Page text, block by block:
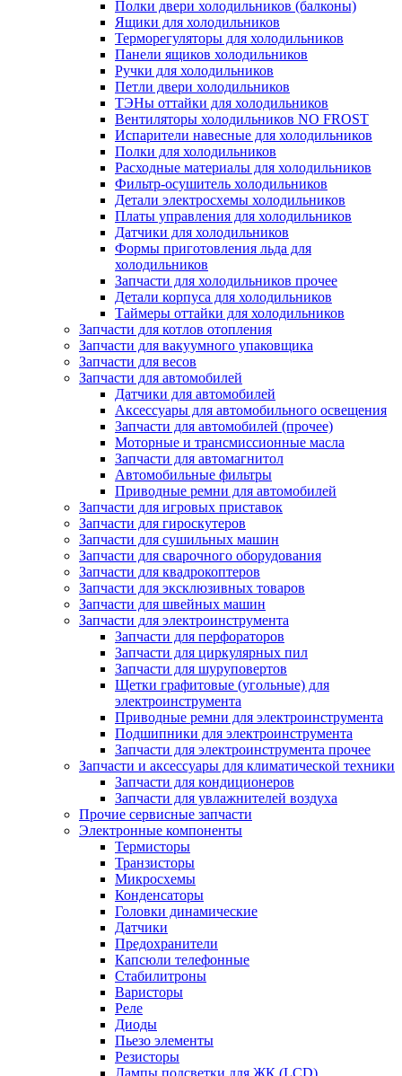
Полки двери холодильников (балконы)
Ящики для холодильников
Терморегуляторы для холодильников
Панели ящиков холодильников
Ручки для холодильников
Петли двери холодильников
ТЭНы оттайки для холодильников
Вентиляторы холодильников NO FROST
Испарители навесные для холодильников
Полки для холодильников
Расходные материалы для холодильников
Фильтр-осушитель холодильников
Детали электросхемы холодильников
Платы управления для холодильников
Датчики для холодильников
Формы приготовления льда для
холодильников
Запчасти для холодильников прочее
Детали корпуса для холодильников
Таймеры оттайки для холодильников
Запчасти для котлов отопления
Запчасти для вакуумного упаковщика
Запчасти для весов
Запчасти для автомобилей
Датчики для автомобилей
Аксессуары для автомобильного освещения
Запчасти для автомобилей (прочее)
Моторные и трансмиссионные масла
Запчасти для автомагнитол
Автомобильные фильтры
Приводные ремни для автомобилей
Запчасти для игровых приставок
Запчасти для гироскутеров
Запчасти для сушильных машин
Запчасти для сварочного оборудования
Запчасти для квадрокоптеров
Запчасти для эксклюзивных товаров
Запчасти для швейных машин
Запчасти для электроинструмента
Запчасти для перфораторов
Запчасти для циркулярных пил
Запчасти для шуруповертов
Щетки графитовые (угольные) для
электроинструмента
Приводные ремни для электроинструмента
Подшипники для электроинструмента
Запчасти для электроинструмента прочее
Запчасти и аксессуары для климатической техники
Запчасти для кондиционеров
Запчасти для увлажнителей воздуха
Прочие сервисные запчасти
Электронные компоненты
Термисторы
Транзисторы
Микросхемы
Конденсаторы
Головки динамические
Датчики
Предохранители
Капсюли телефонные
Стабилитроны
Варисторы
Реле
Диоды
Пьезо элементы
Резисторы